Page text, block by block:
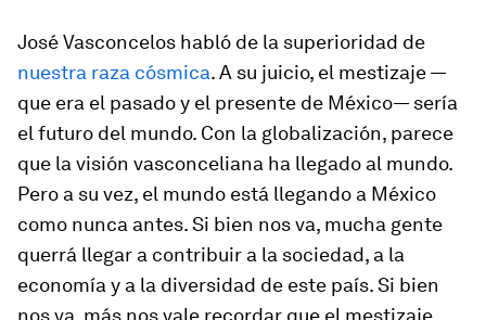
José Vasconcelos habló de la superioridad de
nuestra raza cósmica. A su juicio, el mestizaje —
que era el pasado y el presente de México— sería
el futuro del mundo. Con la globalización, parece
que la visión vasconceliana ha llegado al mundo.
Pero a su vez, el mundo está llegando a México
como nunca antes. Si bien nos va, mucha gente
querrá llegar a contribuir a la sociedad, a la
economía y a la diversidad de este país. Si bien
nos va, más nos vale recordar que el mestizaje